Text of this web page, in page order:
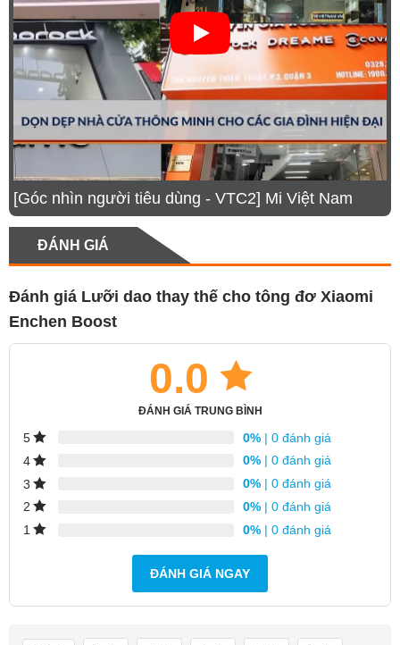
[Góc nhìn người tiêu dùng - VTC2] Mi Việt Nam
ĐÁNH GIÁ
Đánh giá Lưỡi dao thay thế cho tông đơ Xiaomi
Enchen Boost
0.0
ĐÁNH GIÁ TRUNG BÌNH
5 0% | 0 đánh giá
4
0% | 0 đánh giá
3
0% | 0 đánh giá
2
0% | 0 đánh giá
1
0% | 0 đánh giá
ĐÁNH GIÁ NGAY